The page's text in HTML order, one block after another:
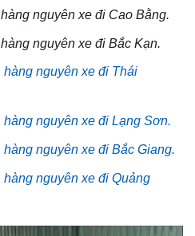
nguyên xe đi Cao Bằng.
nguyên xe đi Bắc Kạn.
nguyên xe đi Thái
nguyên xe đi Lạng Sơn.
nguyên xe đi Bắc Giang.
nguyên xe đi Quảng